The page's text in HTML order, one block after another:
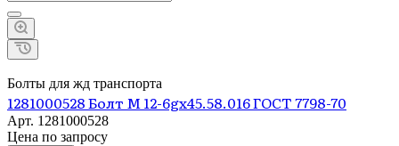
Болты для жд транспорта
1281000528 Болт М 12-6gх45.58.016 ГОСТ 7798-70
Арт. 1281000528
Цена по запросу